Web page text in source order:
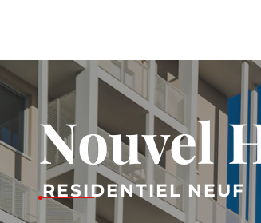
Nouvel
RESIDENTIEL NEUF